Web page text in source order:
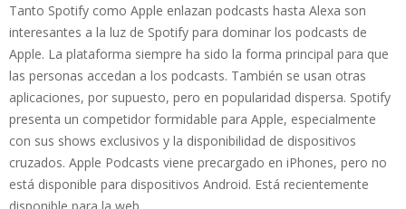
Tanto Spotify como Apple enlazan podcasts hasta Alexa son
interesantes a la luz de Spotify para dominar los podcasts de
Apple. La plataforma siempre ha sido la forma principal para que
las personas accedan a los podcasts. También se usan otras
aplicaciones, por supuesto, pero en popularidad dispersa. Spotify
presenta un competidor formidable para Apple, especialmente
con sus shows exclusivos y la disponibilidad de dispositivos
cruzados. Apple Podcasts viene precargado en iPhones, pero no
está disponible para dispositivos Android. Está recientemente
disponible para la web.